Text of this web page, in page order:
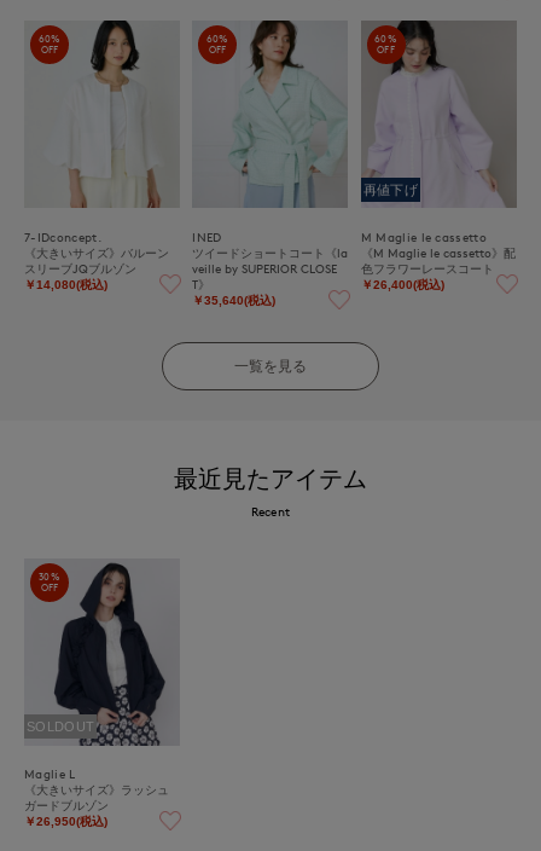
60%
OFF
7-IDconcept.
《大きいサイズ》バルーン
スリーブJQブルゾン
￥14,080(税込)
60%
OFF
INED
ツイードショートコート《la
veille by SUPERIOR CLOSE
T》
￥35,640(税込)
60%
OFF
再値下げ
M Maglie le cassetto
《M Maglie le cassetto》配
色フラワーレースコート
￥26,400(税込)
一覧を見る
最近見たアイテム
Recent
30%
OFF
SOLDOUT
Maglie L
《大きいサイズ》ラッシュ
ガードブルゾン
￥26,950(税込)